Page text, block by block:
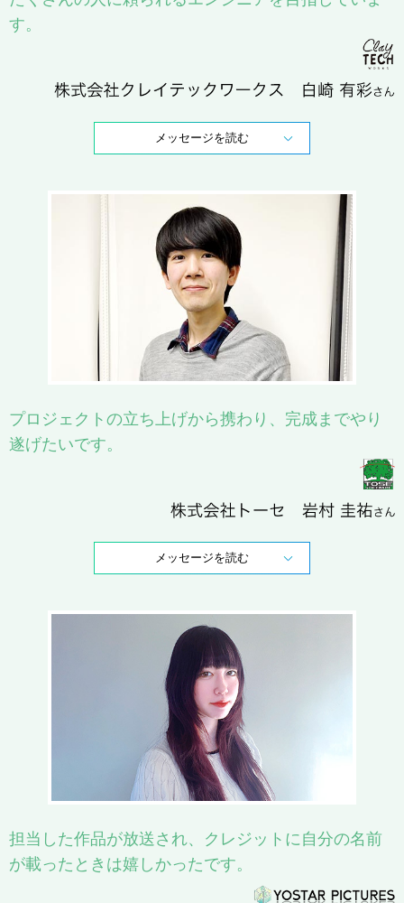
す。
メッセージを読む
プロジェクトの立ち上げから携わり、完成までやり
遂げたいです。
メッセージを読む
担当した作品が放送され、クレジットに自分の名前
が載ったときは嬉しかったです。